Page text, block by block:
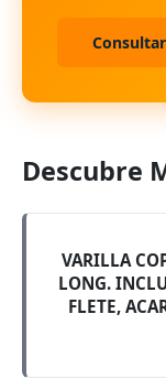
Descubre
VARILLA
LONG.
FLETE,